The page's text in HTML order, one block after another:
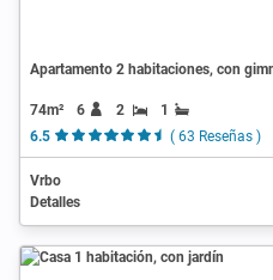
Apartamento 2 habitaciones, con
74m² 6 2
1
6.5
( 63 Reseñas )
Vrbo
Detalles